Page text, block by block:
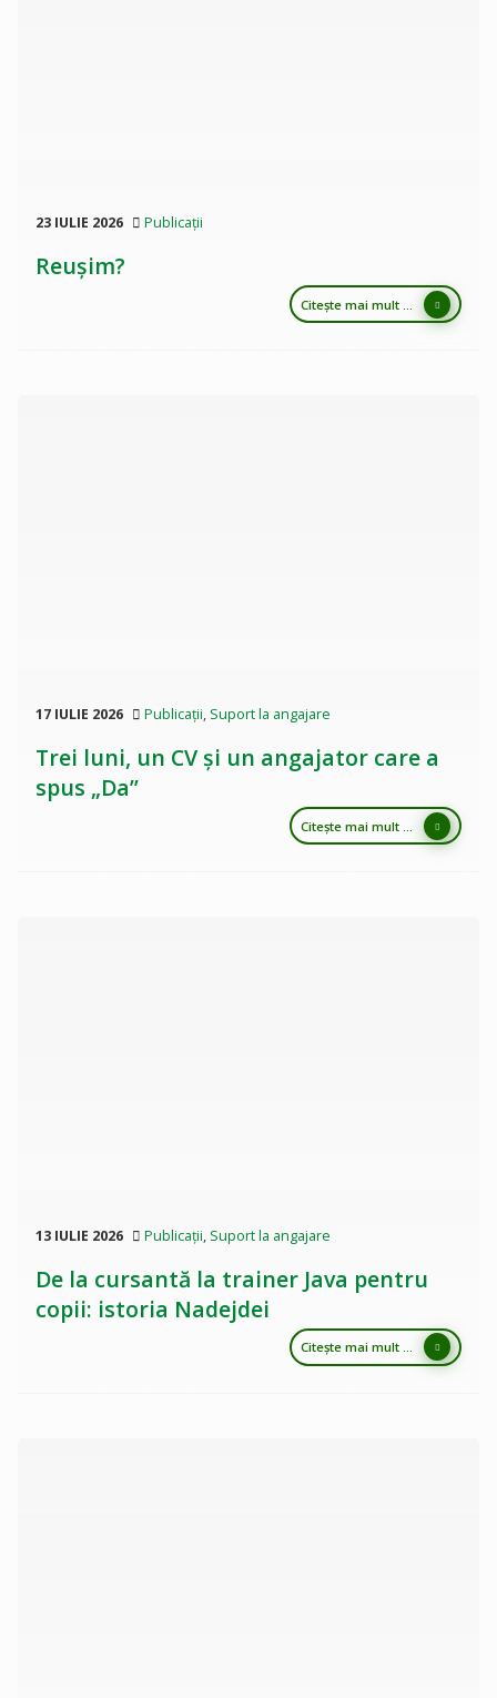
23 IULIE 2026 Publicații
Reușim?
Citește mai mult ...
17 IULIE 2026 Publicații, Suport la angajare
Trei luni, un CV și un angajator care a
spus „Da”
Citește mai mult ...
13 IULIE 2026 Publicații, Suport la angajare
De la cursantă la trainer Java pentru
copii: istoria Nadejdei
Citește mai mult ...